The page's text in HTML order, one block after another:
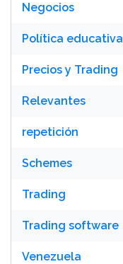
Negocios
Política educativa
Precios y Trading
Relevantes
repetición
Schemes
Trading
Trading software
Venezuela